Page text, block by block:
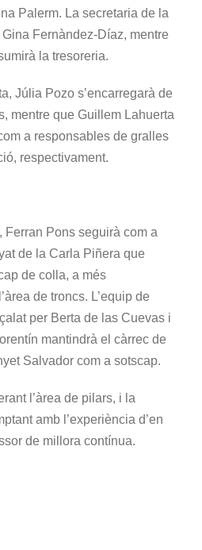
Palerm. La secretaria de la
Fernàndez-Díaz, mentre
la tresoreria.
Júlia Pozo s’encarregarà de
mentre que Guillem Lahuerta
a responsables de gralles
respectivament.
Ferran Pons seguirà com a
de la Carla Piñera que
de colla, a més
de troncs. L’equip de
per Berta de las Cuevas i
mantindrà el càrrec de
Salvador com a sotscap.
l’àrea de pilars, i la
amb l’experiència d’en
de millora contínua.